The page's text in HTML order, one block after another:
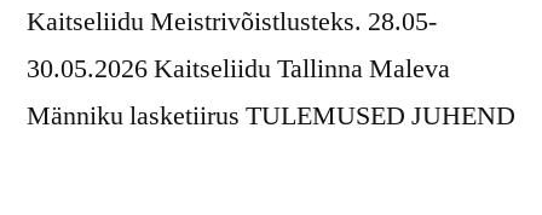
Kaitseliidu Meistrivõistlusteks. 28.05-
30.05.2026 Kaitseliidu Tallinna Maleva
Männiku lasketiirus TULEMUSED JUHEND